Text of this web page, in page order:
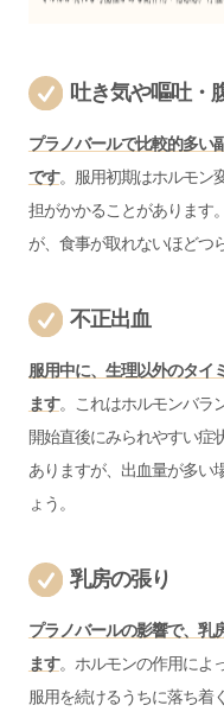
吐き気や嘔吐・
プラノバールで比較的多い
です。服用初期はホルモン
担がかかることがあります
が、食事が取れないほどつ
不正出血
服用中に、生理以外のタイ
ます。これはホルモンバラ
開始直後にみられやすい症
ありますが、出血量が多い
ょう。
乳房の張り
プラノバールの影響で、乳
ます。ホルモンの作用によ
服用を続けるうちに落ち着